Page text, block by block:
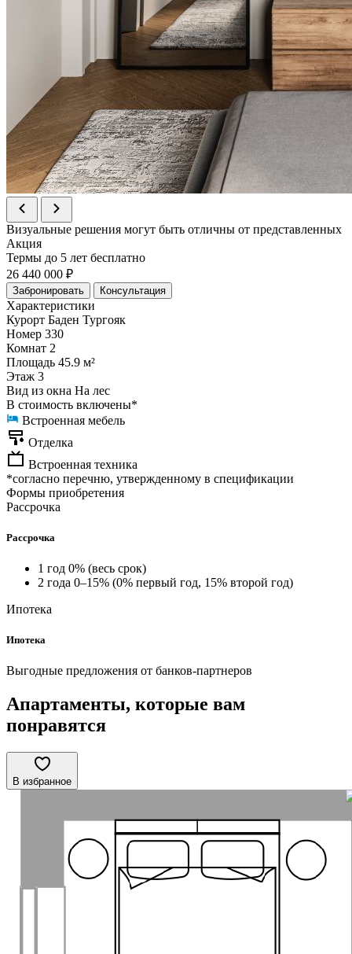
Визуальные решения могут быть отличны от представленных
Акция
Термы до 5 лет бесплатно
26 440 000 ₽
Забронировать Консультация
Характеристики
Курорт Баден Тургояк
Номер 330
Комнат 2
Площадь 45.9 м²
Этаж 3
Вид из окна На лес
В стоимость включены*
Встроенная мебель
Отделка
Встроенная техника
*согласно перечню, утвержденному в спецификации
Формы приобретения
Рассрочка
Рассрочка
1 год 0% (весь срок)
2 года 0–15% (0% первый год, 15% второй год)
Ипотека
Ипотека
Выгодные предложения от банков-партнеров
Апартаменты, которые вам
понравятся
В избранное